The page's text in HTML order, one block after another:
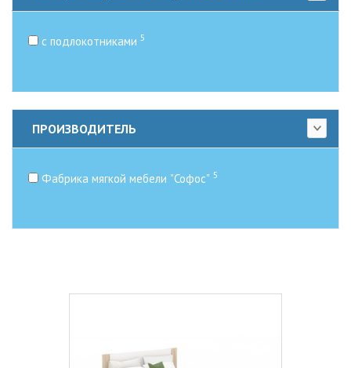
с подлокотниками 5
ПРОИЗВОДИТЕЛЬ
Фабрика мягкой мебели "Софос" 5